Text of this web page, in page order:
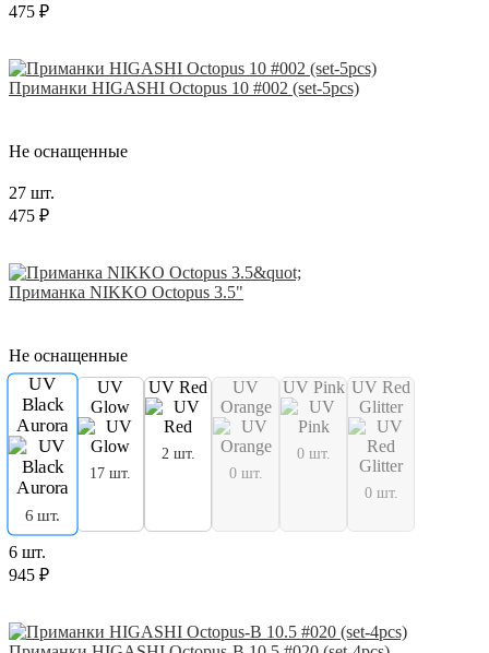
475 ₽
Приманки HIGASHI Octopus 10 #002 (set-5pcs)
Не оснащенные
27 шт.
475 ₽
Приманка NIKKO Octopus 3.5"
Не оснащенные
UV
Black
Aurora
6 шт.
UV
Glow
17 шт.
UV Red
2 шт.
UV
Orange
0 шт.
UV Pink
0 шт.
UV Red
Glitter
0 шт.
6 шт.
945 ₽